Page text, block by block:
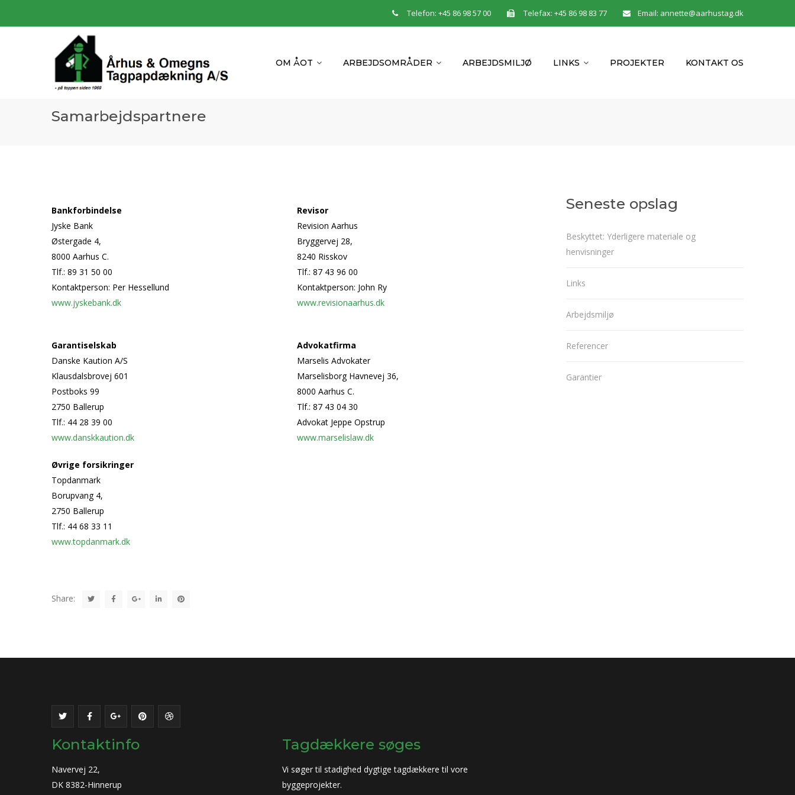
Telefon: +45 86 98 57 00 Telefax: +45 86 98 83 77 Email: annette@aarhustag.dk
OM ÅOT ARBEJDSOMRÅDER ARBEJDSMILJØ LINKS PROJEKTER KONTAKT OS
Samarbejdspartnere
Bankforbindelse
Jyske Bank
Østergade 4,
8000 Aarhus C.
Tlf.: 89 31 50 00
Kontaktperson: Per Hessellund
www.jyskebank.dk
Revisor
Revision Aarhus
Bryggervej 28,
8240 Risskov
Tlf.: 87 43 96 00
Kontaktperson: John Ry
www.revisionaarhus.dk
Garantiselskab
Danske Kaution A/S
Klausdalsbrovej 601
Postboks 99
2750 Ballerup
Tlf.: 44 28 39 00
www.danskkaution.dk
Advokatfirma
Marselis Advokater
Marselisborg Havnevej 36,
8000 Aarhus C.
Tlf.: 87 43 04 30
Advokat Jeppe Opstrup
www.marselislaw.dk
Øvrige forsikringer
Topdanmark
Borupvang 4,
2750 Ballerup
Tlf.: 44 68 33 11
www.topdanmark.dk
Share:
Seneste opslag
Beskyttet: Yderligere materiale og
henvisninger
Links
Arbejdsmiljø
Referencer
Garantier
Kontaktinfo
Navervej 22,
DK 8382-Hinnerup
Tagdækkere søges
Vi søger til stadighed dygtige tagdækkere til vore
byggeprojekter.